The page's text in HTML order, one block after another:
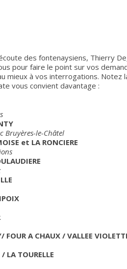
des fontenaysiens, Thierry
pour faire le point sur vos
à vos interrogations. Notez
vous convient davantage :
Bruyères-le-Châtel
et LA RONCIERE
FOUR A CHAUX / VALLEE
LA TOURELLE